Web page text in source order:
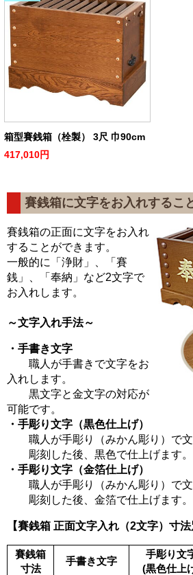
箱型賽銭箱（栓製） 3尺 巾90cm
417,010円
賽銭箱に文字をお入れするこ
賽銭箱の正面に文字をお入れ
することができます。
一般的に「浄財」、「賽
銭」、「奉納」など2文字で
お入れします。
～文字入れ手法～
・手書き文字
職人が手書きで文字をお
入れします。
黒文字と金文字の対応が
可能です。
・手彫り文字（黒色仕上げ）
職人が手彫り（みかん彫り）で文
彫刻した後、黒色で仕上げます。
・手彫り文字（金箔仕上げ）
職人が手彫り（みかん彫り）で文
彫刻した後、金箔で仕上げます。
【賽銭箱 正面文字入れ（2文字）寸
賽銭箱
寸法
手書き文字
手彫り文
(黒色仕上